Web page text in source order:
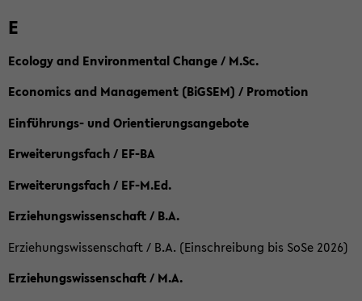
E
Ecology and Environmental Change / M.Sc.
Economics and Management (BiGSEM) / Promotion
Einführungs- und Orientierungsangebote
Erweiterungsfach / EF-BA
Erweiterungsfach / EF-M.Ed.
Erziehungswissenschaft / B.A.
Erziehungswissenschaft / B.A. (Einschreibung bis SoSe 2026)
Erziehungswissenschaft / M.A.